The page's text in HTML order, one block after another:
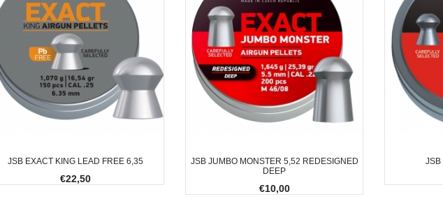
JSB EXACT KING LEAD FREE 6,35
€22,50
JSB JUMBO MONSTER 5,52 REDESIGNED
DEEP
€10,00
JSB